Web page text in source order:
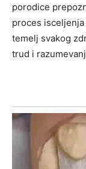
porodice
proces
temelj svakog
trud i